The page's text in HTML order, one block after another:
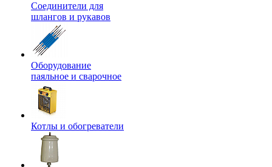
Соединители для
шлангов и рукавов
Оборудование
паяльное и сварочное
Котлы и обогреватели